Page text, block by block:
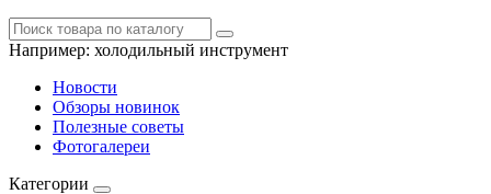
Например: холодильный инструмент
Новости
Обзоры новинок
Полезные советы
Фотогалереи
Категории